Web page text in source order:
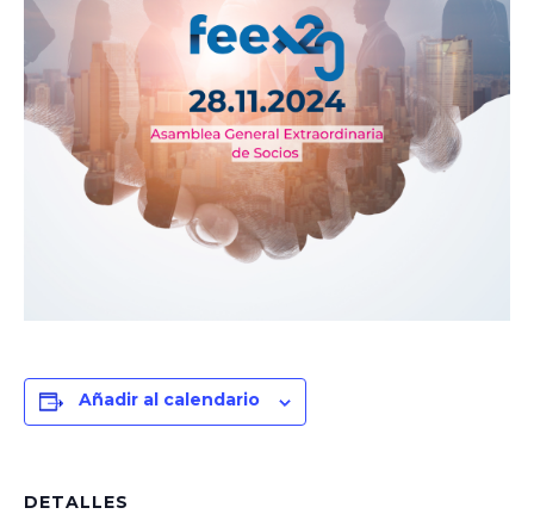
Añadir al calendario
DETALLES